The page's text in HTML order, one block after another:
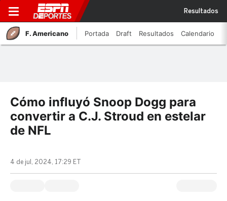
Resultados
F. Americano Portada Draft Resultados Calendario
Cómo influyó Snoop Dogg para
convertir a C.J. Stroud en estelar
de NFL
4 de jul, 2024, 17:29 ET